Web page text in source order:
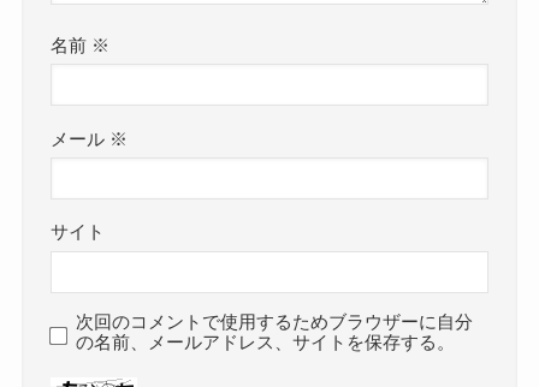
名前 ※
メール ※
サイト
次回のコメントで使用するためブラウザーに自分
の名前、メールアドレス、サイトを保存する。